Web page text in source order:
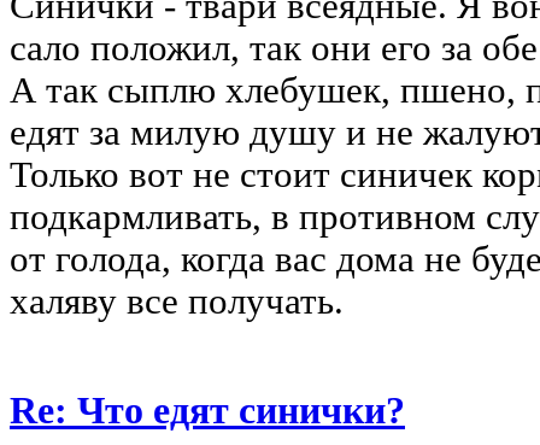
сало положил, так они его за
А так сыплю хлебушек, пшено,
едят за милую душу и не
Только вот не стоит синичек
подкармливать, в противном
от голода, когда вас дома не
халяву все получать.
Re: Что едят синички?